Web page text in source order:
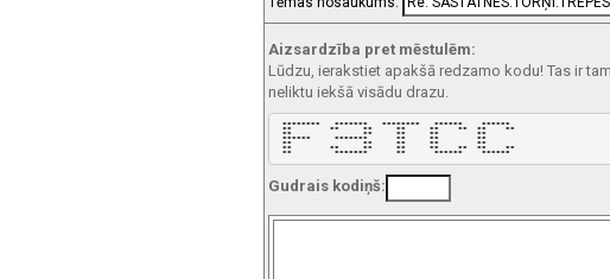
Aizsardzība pret mēstulēm:
Lūdzu, ierakstiet apakšā redzamo kodu! Tas ir
neliktu iekšā visādu drazu.
********   *******   ********   ******    ******
**        **     **     **     **    **  **    **
**               **     **     **        **
******     *******      **     **        **
**               **     **     **        **
**        **     **     **     **    **  **    **
**         *******      **      ******    ******
Gudrais kodiņš: